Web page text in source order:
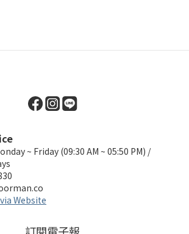
~ Friday (09:30 AM ~ 05:50 PM) /
Website